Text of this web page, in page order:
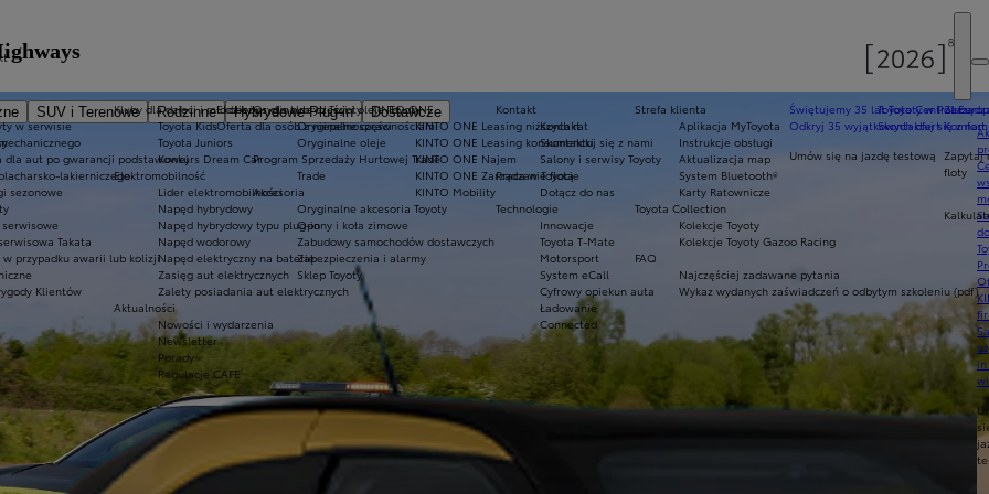
SUV i Terenowe Rodzinne Hybrydowe Plug-in
Dostawcze
in
Ekobonus dla hybryd Toyoty
Oferta dla osób z niepełnosprawnościami
Świętujemy 35 lat Toyoty w Polsce
Odkryj 35 wyjątkowych ofert
Umów się na jazdę testową
Kluby dla dzieci i młodzieży
Toyota Kids
Toyota Juniors
Konkurs Dream Car
Elektromobilność
Lider elektromobilności
Napęd hybrydowy
Napęd hybrydowy typu plug-in
Napęd wodorowy
Napęd elektryczny na baterię
Zasięg aut elektrycznych
Zalety posiadania aut elektrycznych
Aktualności
Nowości i wydarzenia
Newsletter
Porady
Regulacje CAFE
Kontakt
Kontakt
Skontaktuj się z nami
Salony i serwisy Toyoty
Praca w Toyocie
Dołącz do nas
Technologie
Innowacje
Toyota T-Mate
Motorsport
System eCall
Cyfrowy opiekun auta
Ładowanie
Connected
Toyota Central
Skontaktuj się z
KINTO ONE
KINTO ONE Leasing niższych rat
KINTO ONE Leasing konsumencki
KINTO ONE Najem
KINTO ONE Zarządzanie flotą
KINTO Mobility
Komfort
Zapytaj
floty
w serwisie
dla aut po gwarancji podstawowej
lakierniczego
sezonowe
serwisowe
Takata
w przypadku awarii lub kolizji
Klientów
Oryginalne części i oleje Toyoty
Oryginalne części
Oryginalne oleje
Program Sprzedaży Hurtowej Trade
Trade
Akcesoria
Oryginalne akcesoria Toyoty
Opony i koła zimowe
Zabudowy samochodów dostawczych
Zabezpieczenia i alarmy
Sklep Toyoty
Strefa klienta
Aplikacja MyToyota
Instrukcje obsługi
Aktualizacja map
System Bluetooth®
Karty Ratownicze
Toyota Collection
Kolekcje Toyoty
Kolekcje Toyoty Gazoo Racing
FAQ
Najczęściej zadawane pytania
Wykaz wydanych zaświadczeń o odbytym szkoleniu (pdf)